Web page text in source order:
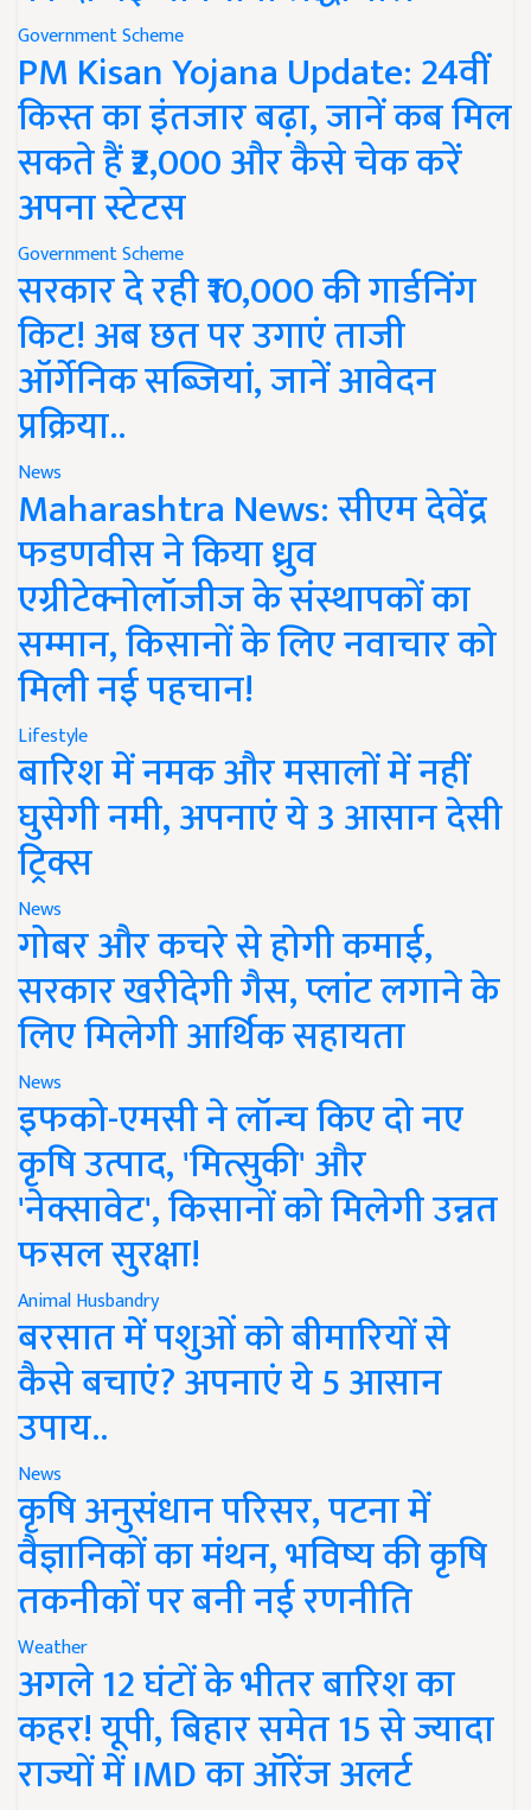
Government Scheme
PM Kisan Yojana Update: 24वीं
किस्त का इंतजार बढ़ा, जानें कब मिल
सकते हैं ₹2,000 और कैसे चेक करें
अपना स्टेटस
Government Scheme
सरकार दे रही ₹10,000 की गार्डनिंग
किट! अब छत पर उगाएं ताजी
ऑर्गेनिक सब्जियां, जानें आवेदन
प्रक्रिया..
News
Maharashtra News: सीएम देवेंद्र
फडणवीस ने किया ध्रुव
एग्रीटेक्नोलॉजीज के संस्थापकों का
सम्मान, किसानों के लिए नवाचार को
मिली नई पहचान!
Lifestyle
बारिश में नमक और मसालों में नहीं
घुसेगी नमी, अपनाएं ये 3 आसान देसी
ट्रिक्स
News
गोबर और कचरे से होगी कमाई,
सरकार खरीदेगी गैस, प्लांट लगाने के
लिए मिलेगी आर्थिक सहायता
News
इफको-एमसी ने लॉन्च किए दो नए
कृषि उत्पाद, 'मित्सुकी' और
'नेक्सावेट', किसानों को मिलेगी उन्नत
फसल सुरक्षा!
Animal Husbandry
बरसात में पशुओं को बीमारियों से
कैसे बचाएं? अपनाएं ये 5 आसान
उपाय..
News
कृषि अनुसंधान परिसर, पटना में
वैज्ञानिकों का मंथन, भविष्य की कृषि
तकनीकों पर बनी नई रणनीति
Weather
अगले 12 घंटों के भीतर बारिश का
कहर! यूपी, बिहार समेत 15 से ज्यादा
राज्यों में IMD का ऑरेंज अलर्ट